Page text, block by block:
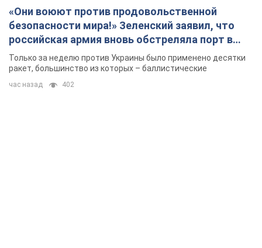
«Они воюют против продовольственной
безопасности мира!» Зеленский заявил, что
российская армия вновь обстреляла порт в
Одессе
Только за неделю против Украины было применено десятки
ракет, большинство из которых – баллистические
час назад 402